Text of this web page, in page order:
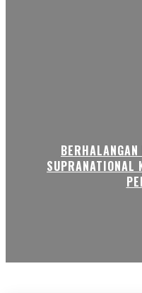
SUPRANATIONAL